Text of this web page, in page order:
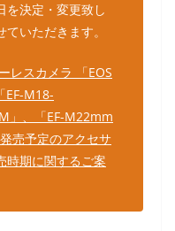
を決定・変更致し
いただきます。
レスカメラ 「EOS
EF-M18-
」、「EF-M22mm
売予定のアクセサ
時期に関するご案